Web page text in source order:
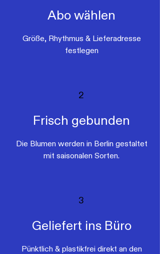
Abo wählen
Größe, Rhythmus & Lieferadresse
festlegen
2
Frisch gebunden
Die Blumen werden in Berlin gestaltet
mit saisonalen Sorten.
3
Geliefert ins Büro
Pünktlich & plastikfrei direkt an den